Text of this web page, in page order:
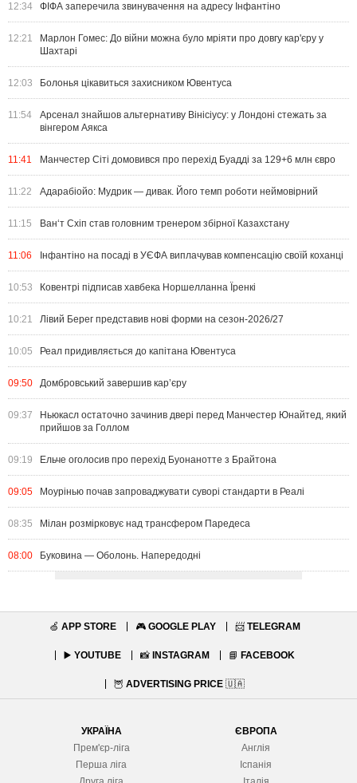
12:34 ФІФА заперечила звинувачення на адресу Інфантіно
12:21
Марлон Гомес: До війни можна було мріяти про довгу кар'єру у
Шахтарі
12:03 Болонья цікавиться захисником Ювентуса
11:54
Арсенал знайшов альтернативу Вінісіусу: у Лондоні стежать за
вінгером Аякса
11:41 Манчестер Сіті домовився про перехід Буадді за 129+6 млн євро
11:22 Адарабіойо: Мудрик — дивак. Його темп роботи неймовірний
11:15 Ван‘т Схіп став головним тренером збірної Казахстану
11:06 Інфантіно на посаді в УЄФА виплачував компенсацію своїй коханці
10:53 Ковентрі підписав хавбека Норшелланна Їренкі
10:21 Лівий Берег представив нові форми на сезон-2026/27
10:05 Реал придивляється до капітана Ювентуса
09:50 Домбровський завершив кар’єру
09:37
Ньюкасл остаточно зачинив двері перед Манчестер Юнайтед, який
прийшов за Голлом
09:19 Ельче оголосив про перехід Буонанотте з Брайтона
09:05 Моурінью почав запроваджувати суворі стандарти в Реалі
08:35 Мілан розмірковує над трансфером Паредеса
08:00 Буковина — Оболонь. Напередодні
🍏 APP STORE 🎮 GOOGLE PLAY 📨 TELEGRAM
▶️ YOUTUBE 📸 INSTAGRAM 📘 FACEBOOK
🦉 ADVERTISING PRICE 🇺🇦
УКРАЇНА
Прем'єр-ліга
Перша ліга
ЄВРОПА
Англія
Іспанія